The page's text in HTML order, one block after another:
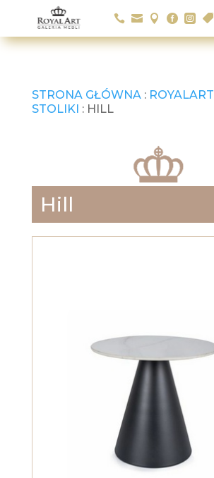
     
STRONA GŁÓWNA: ROYALART
STOLIKI : HILL
Hill